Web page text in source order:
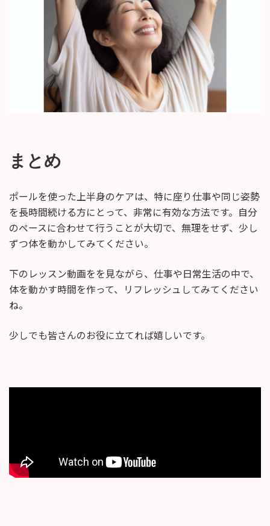
まとめ
ポールを使った上半身のケアは、特に座り仕事や同じ姿勢
を長時間続ける方にとって、非常に有効な方法です。自分
のペースに合わせて行うことが大切で、無理をせず、少し
ずつ体を動かしてみてください。
下のレッスン動画をを見ながら、仕事や日常生活の中で、
体を動かす時間を作って、リフレッシュしてみてください
ね。
少しでも皆さんのお役に立てれば嬉しいです。